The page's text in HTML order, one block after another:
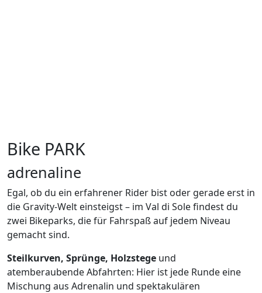
Bike PARK
adrenaline
Egal, ob du ein erfahrener Rider bist oder gerade erst in
die Gravity-Welt einsteigst – im Val di Sole findest du
zwei Bikeparks, die für Fahrspaß auf jedem Niveau
gemacht sind.
Steilkurven, Sprünge, Holzstege und
atemberaubende Abfahrten: Hier ist jede Runde eine
Mischung aus Adrenalin und spektakulären